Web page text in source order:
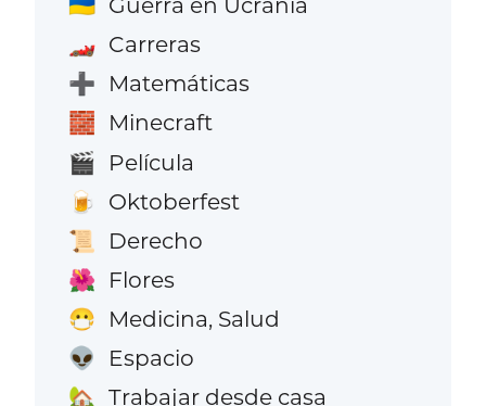
🇺🇦
🏎️ Carreras
➕ Matemáticas
🧱 Minecraft
🎬 Película
🍺 Oktoberfest
📜 Derecho
🌺 Flores
😷 Medicina, Salud
👽 Espacio
🏡 Trabajar desde casa